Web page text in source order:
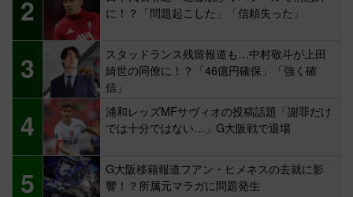
2
に！？「問題起こした」「信頼失った」
3
スタッドランス残留報道も…中村敬斗が上田
綺世の同僚に！？「46億円確保」「強く確
信」
4
浦和レッズMFサヴィオの投稿話題「謝罪だけ
では十分ではない…」G大阪戦で退場
5
G大阪移籍報道フアン・ヒメネスの去就に影
響！？所属元マラガに問題発生